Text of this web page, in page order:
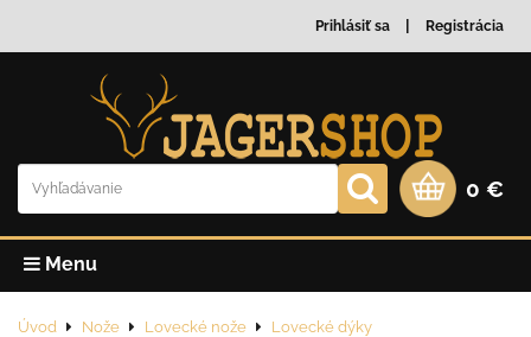
Prihlásiť sa Registrácia
0 €
Menu
Úvod Nože Lovecké nože Lovecké dýky